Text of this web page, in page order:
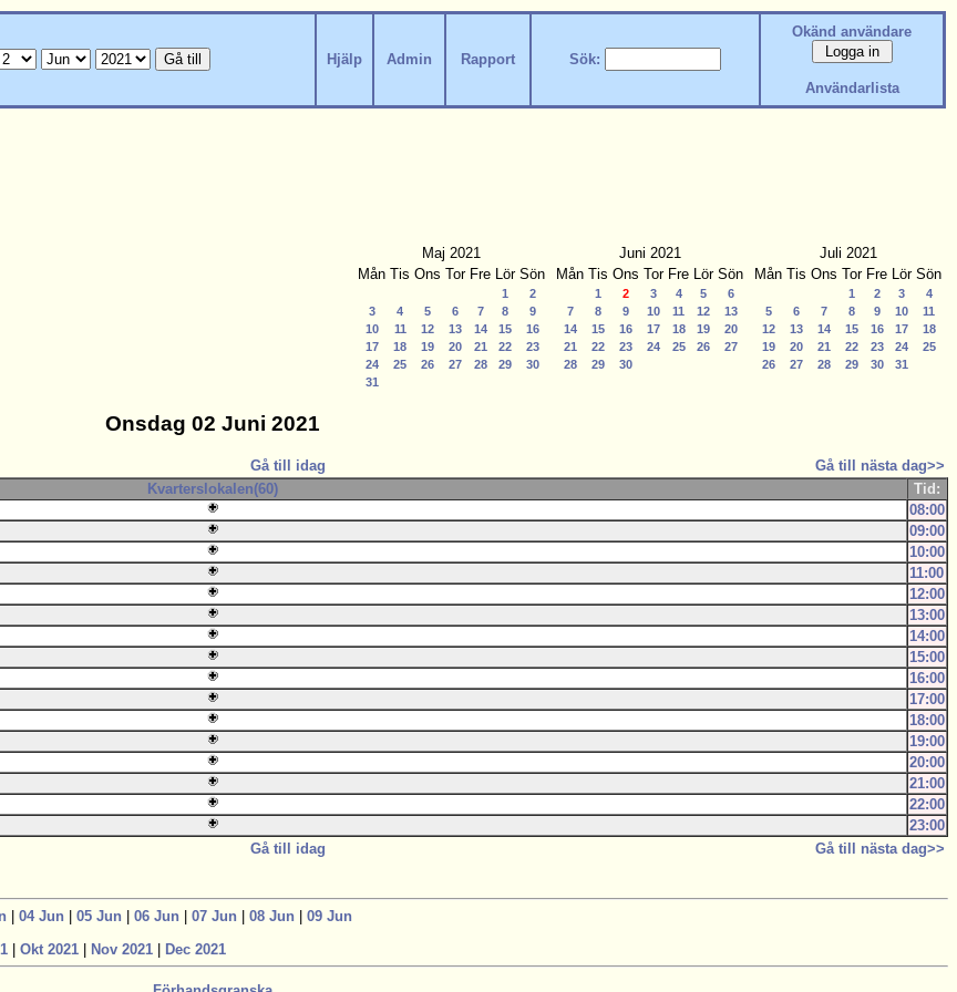
Hjälp Admin Rapport Sök:
Okänd användare
Användarlista
Maj 2021
Mån Tis Ons Tor Fre Lör Sön
1
2
3
4 5 6 7 8
9
10
11 12 13 14 15
16
17
18 19 20 21 22
23
24
25 26 27 28 29
30
31
Juni 2021
Mån Tis Ons Tor Fre Lör Sön
1 2 3 4 5
6
7
8 9 10 11 12
13
14
15 16 17 18 19
20
21
22 23 24 25 26
27
28
29 30
Juli 2021
Mån Tis Ons Tor Fre Lör Sön
1 2 3
4
5
6 7 8 9 10
11
12
13 14 15 16 17
18
19
20 21 22 23 24
25
26
27 28 29 30 31
Onsdag 02 Juni 2021
Gå till idag
Gå till nästa dag>>
Kvarterslokalen(60)
Tid:
08:00
09:00
10:00
11:00
12:00
13:00
14:00
15:00
16:00
17:00
18:00
19:00
20:00
21:00
22:00
23:00
Gå till idag
Gå till nästa dag>>
04 Jun 05 Jun 06 Jun 07 Jun 08 Jun
09 Jun
Okt 2021 Nov 2021 Dec 2021